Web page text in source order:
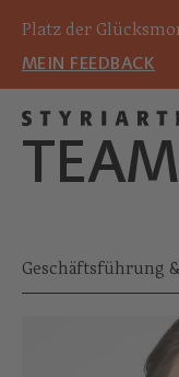
Platz der
MEIN FEEDBACK
TEAM
Geschäftsführung